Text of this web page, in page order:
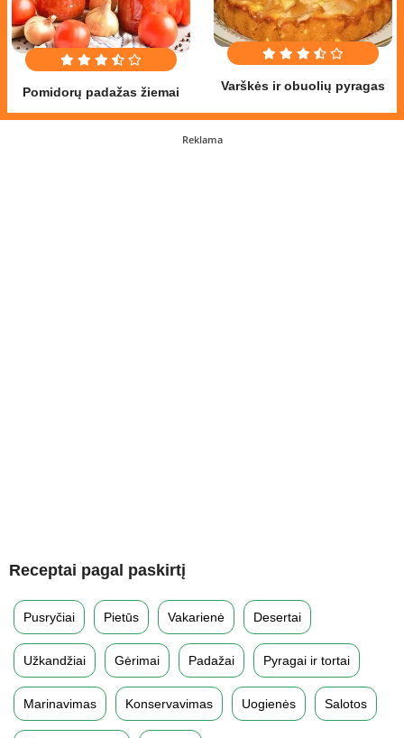
Pomidorų padažas žiemai Varškės ir obuolių pyragas
Reklama
Receptai pagal paskirtį
Pusryčiai Pietūs Vakarienė Desertai
Užkandžiai Gėrimai Padažai Pyragai ir tortai
Marinavimas Konservavimas Uogienės Salotos